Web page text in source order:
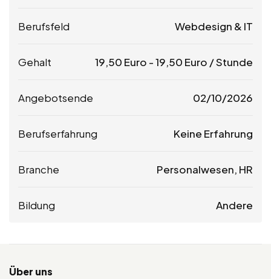
Berufsfeld Webdesign & IT
Gehalt 19,50 Euro -19,50 Euro / Stunde
Angebotsende 02/10/2026
Berufserfahrung Keine Erfahrung
Branche Personalwesen, HR
Bildung Andere
Über uns